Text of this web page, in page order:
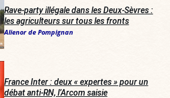
Rave-party illégale dans les Deux-Sèvres :
les agriculteurs sur tous les fronts
Alienor de Pompignan
France Inter: deux « expertes » pour un
débat anti-RN, l’Arcom saisie